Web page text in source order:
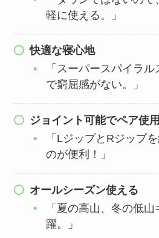
軽に使える。」
快適な寝心地
「スーパースパイラ
で窮屈感がない。」
ジョイント可能でペア使
「LジップとRジップ
のが便利！」
オールシーズン使える
「夏の高山、冬の低
躍。」